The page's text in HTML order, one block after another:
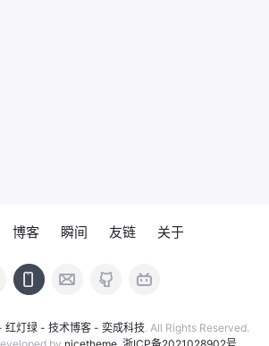
博客 瞬间 友链 关于
红灯绿 - 技术博客 - 奕成科技. All Rights Reserved.